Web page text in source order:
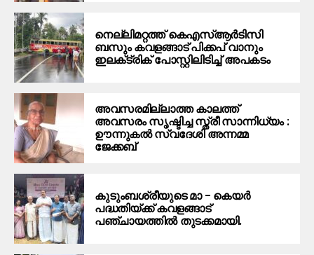
നെല്ലിമറ്റത്ത് കെഎസ്ആർടിസി
ബസും കവളങ്ങാട് പിക്കപ് വാനും
ഇലക്‌ട്രിക് പോസ്റ്റിലിടിച്ച് അപകടം
അവസരമില്ലാത്ത കാലത്ത്
അവസരം സൃഷ്ടിച്ച സ്ത്രീ സാന്നിധ്യം :
ഊന്നുകൽ സ്വദേശി അന്നമ്മ
ജേക്കബ്
കുടുംബശ്രീയുടെ മാ – കെയർ
പദ്ധതിയ്ക്ക് കവളങ്ങാട്
പഞ്ചായത്തിൽ തുടക്കമായി.